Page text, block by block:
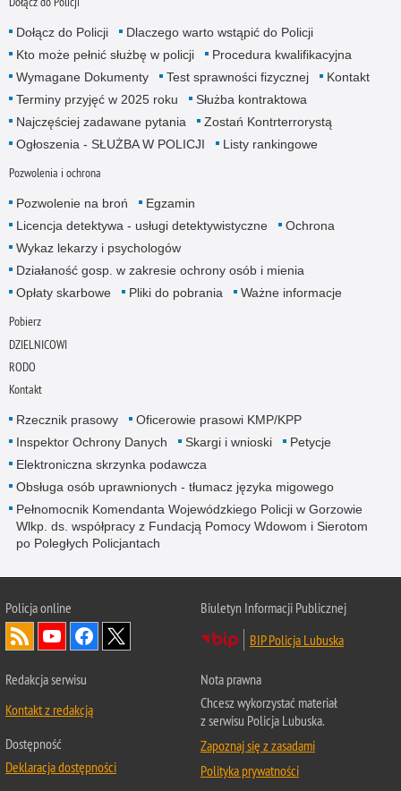
Dołącz do Policji
Dlaczego warto wstąpić do Policji
Kto może pełnić służbę w policji
Procedura kwalifikacyjna
Wymagane Dokumenty
Test sprawności fizycznej
Kontakt
Terminy przyjęć w 2025 roku
Służba kontraktowa
Najczęściej zadawane pytania
Zostań Kontrterrorystą
Ogłoszenia - SŁUŻBA W POLICJI
Listy rankingowe
Pozwolenia i ochrona
Pozwolenie na broń
Egzamin
Licencja detektywa - usługi detektywistyczne
Ochrona
Wykaz lekarzy i psychologów
Działaność gosp. w zakresie ochrony osób i mienia
Opłaty skarbowe
Pliki do pobrania Ważne informacje
Pobierz
DZIELNICOWI
RODO
Kontakt
Rzecznik prasowy
Oficerowie prasowi KMP/KPP
Inspektor Ochrony Danych
Skargi i wnioski
Petycje
Elektroniczna skrzynka podawcza
Obsługa osób uprawnionych - tłumacz języka migowego
Pełnomocnik Komendanta Wojewódzkiego Policji w Gorzowie
Wlkp. ds. współpracy z Fundacją Pomocy Wdowom i Sierotom
po Poległych Policjantach
Policja online
Biuletyn Informacji Publicznej
BIP Policja Lubuska
Redakcja serwisu
Kontakt z redakcją
Dostępność
Deklaracja dostępności
Nota prawna
Chcesz wykorzystać materiał
z serwisu Policja Lubuska.
Zapoznaj się z zasadami
Polityka prywatności